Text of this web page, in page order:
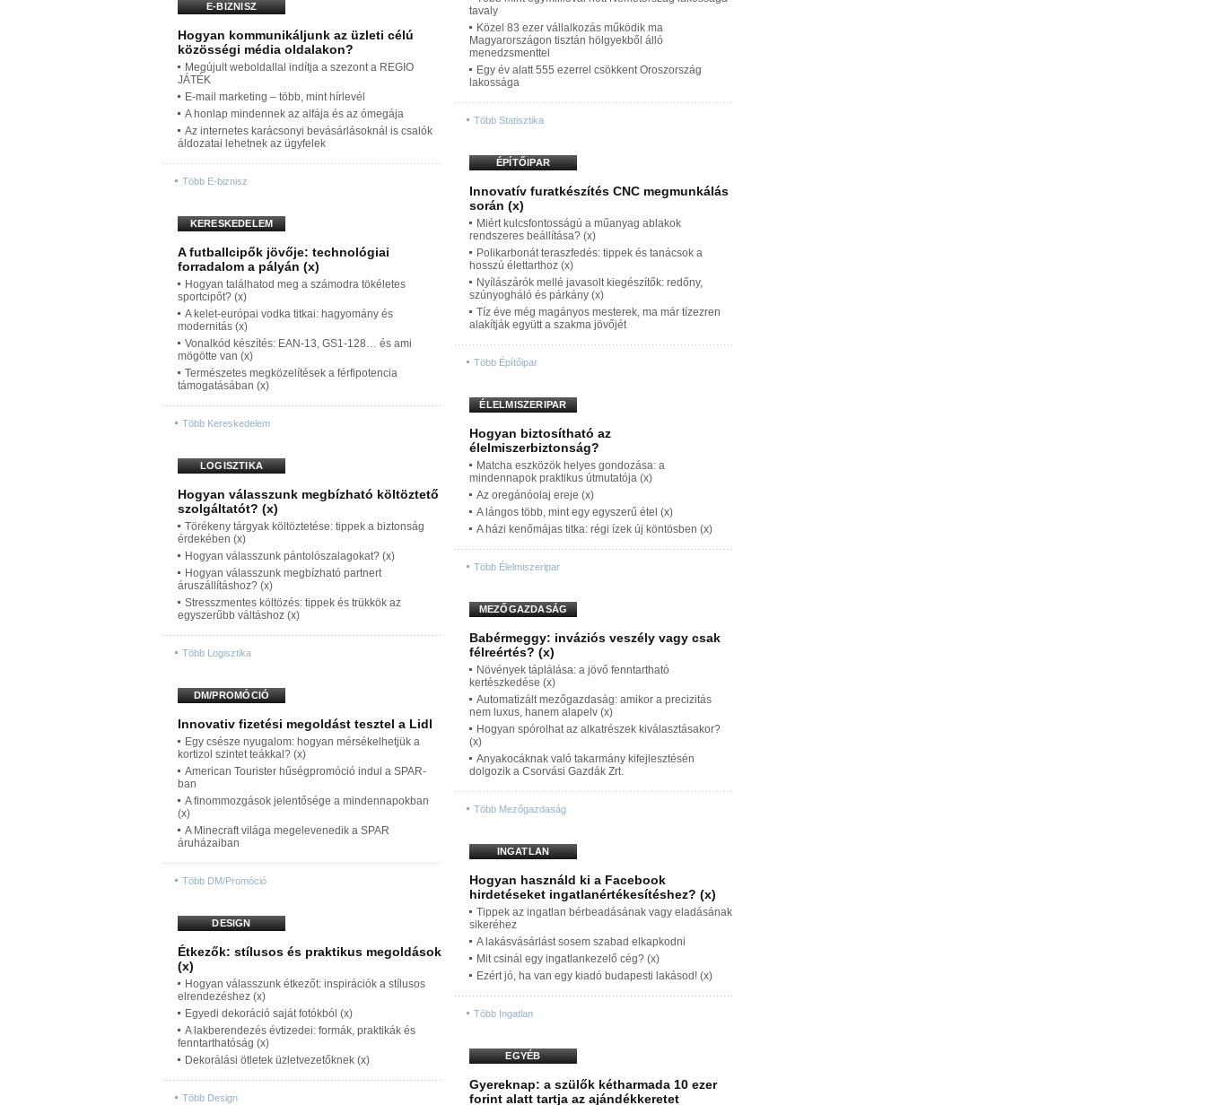
E-BIZNISZ
Hogyan kommunikáljunk az üzleti célú
közösségi média oldalakon?
Megújult weboldallal indítja a szezont a REGIO
JÁTÉK
E-mail marketing – több, mint hírlevél
A honlap mindennek az alfája és az ómegája
Az internetes karácsonyi bevásárlásoknál is csalók
áldozatai lehetnek az ügyfelek
Több E-biznisz
KERESKEDELEM
A futballcipők jövője: technológiai
forradalom a pályán (x)
Hogyan találhatod meg a számodra tökéletes
sportcipőt? (x)
A kelet-európai vodka titkai: hagyomány és
modernitás (x)
Vonalkód készítés: EAN-13, GS1-128… és ami
mögötte van (x)
Természetes megközelítések a férfipotencia
támogatásában (x)
Több Kereskedelem
LOGISZTIKA
Hogyan válasszunk megbízható költöztető
szolgáltatót? (x)
Törékeny tárgyak költöztetése: tippek a biztonság
érdekében (x)
Hogyan válasszunk pántolószalagokat? (x)
Hogyan válasszunk megbízható partnert
áruszállításhoz? (x)
Stresszmentes költözés: tippek és trükkök az
egyszerűbb váltáshoz (x)
Több Logisztika
DM/PROMÓCIÓ
Innovativ fizetési megoldást tesztel a Lidl
Egy csésze nyugalom: hogyan mérsékelhetjük a
kortizol szintet teákkal? (x)
American Tourister hűségpromóció indul a SPAR-
ban
A finommozgások jelentősége a mindennapokban
(x)
A Minecraft világa megelevenedik a SPAR
áruházaiban
Több DM/Promóció
DESIGN
Étkezők: stílusos és praktikus megoldások
(x)
Hogyan válasszunk étkezőt: inspirációk a stílusos
elrendezéshez (x)
Egyedi dekoráció saját fotókból (x)
A lakberendezés évtizedei: formák, praktikák és
fenntarthatóság (x)
Dekorálási ötletek üzletvezetőknek (x)
Több Design
tavaly
Közel 83 ezer vállalkozás működik ma
Magyarországon tisztán hölgyekből álló
menedzsmenttel
Egy év alatt 555 ezerrel csökkent Oroszország
lakossága
Több Statisztika
ÉPÍTŐIPAR
Innovatív furatkészítés CNC megmunkálás
során (x)
Miért kulcsfontosságú a műanyag ablakok
rendszeres beállítása? (x)
Polikarbonát teraszfedés: tippek és tanácsok a
hosszú élettarthoz (x)
Nyílászárók mellé javasolt kiegészítők: redőny,
szúnyogháló és párkány (x)
Tíz éve még magányos mesterek, ma már tízezren
alakítják együtt a szakma jövőjét
Több Építőipar
ÉLELMISZERIPAR
Hogyan biztosítható az
élelmiszerbiztonság?
Matcha eszközök helyes gondozása: a
mindennapok praktikus útmutatója (x)
Az oregánóolaj ereje (x)
A lángos több, mint egy egyszerű étel (x)
A házi kenőmájas titka: régi ízek új köntösben (x)
Több Élelmiszeripar
MEZŐGAZDASÁG
Babérmeggy: inváziós veszély vagy csak
félreértés? (x)
Növények táplálása: a jövő fenntartható
kertészkedése (x)
Automatizált mezőgazdaság: amikor a precizitás
nem luxus, hanem alapelv (x)
Hogyan spórolhat az alkatrészek kiválasztásakor?
(x)
Anyakocáknak való takarmány kifejlesztésén
dolgozik a Csorvási Gazdák Zrt.
Több Mezőgazdaság
INGATLAN
Hogyan használd ki a Facebook
hirdetéseket ingatlanértékesítéshez? (x)
Tippek az ingatlan bérbeadásának vagy eladásának
sikeréhez
A lakásvásárlást sosem szabad elkapkodni
Mit csinál egy ingatlankezelő cég? (x)
Ezért jó, ha van egy kiadó budapesti lakásod! (x)
Több Ingatlan
EGYÉB
Gyereknap: a szülők kétharmada 10 ezer
forint alatt tartja az ajándékkeretet